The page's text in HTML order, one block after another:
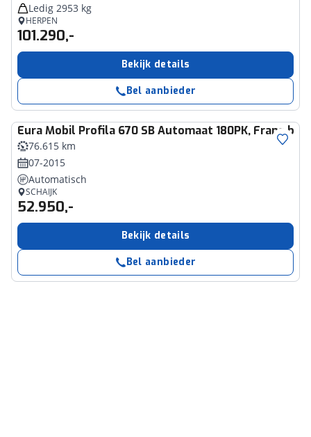
Ledig 2953 kg
HERPEN
101.290,-
Bekijk details
Bel aanbieder
Eura Mobil Profila 670 SB Automaat 180PK, Frans bed
76.615 km
07-2015
Automatisch
SCHAIJK
52.950,-
Bekijk details
Bel aanbieder